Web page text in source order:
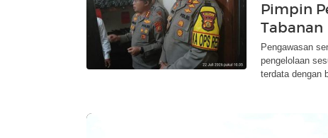
Pimpin
Tabanan
Pengawasan
pengelolaan
terdata dengan